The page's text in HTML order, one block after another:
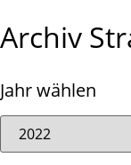
Archiv
Jahr wählen